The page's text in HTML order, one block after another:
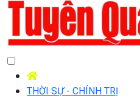
THỜI SỰ - CHÍNH TRỊ